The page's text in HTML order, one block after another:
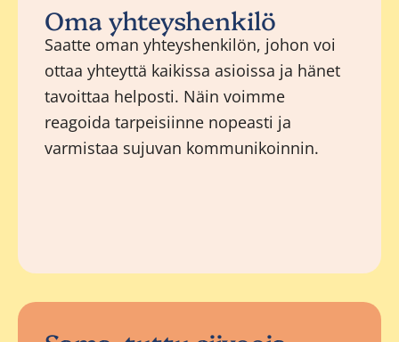
Oma yhteyshenkilö
Saatte oman yhteyshenkilön, johon voi
ottaa yhteyttä kaikissa asioissa ja hänet
tavoittaa helposti. Näin voimme
reagoida tarpeisiinne nopeasti ja
varmistaa sujuvan kommunikoinnin.